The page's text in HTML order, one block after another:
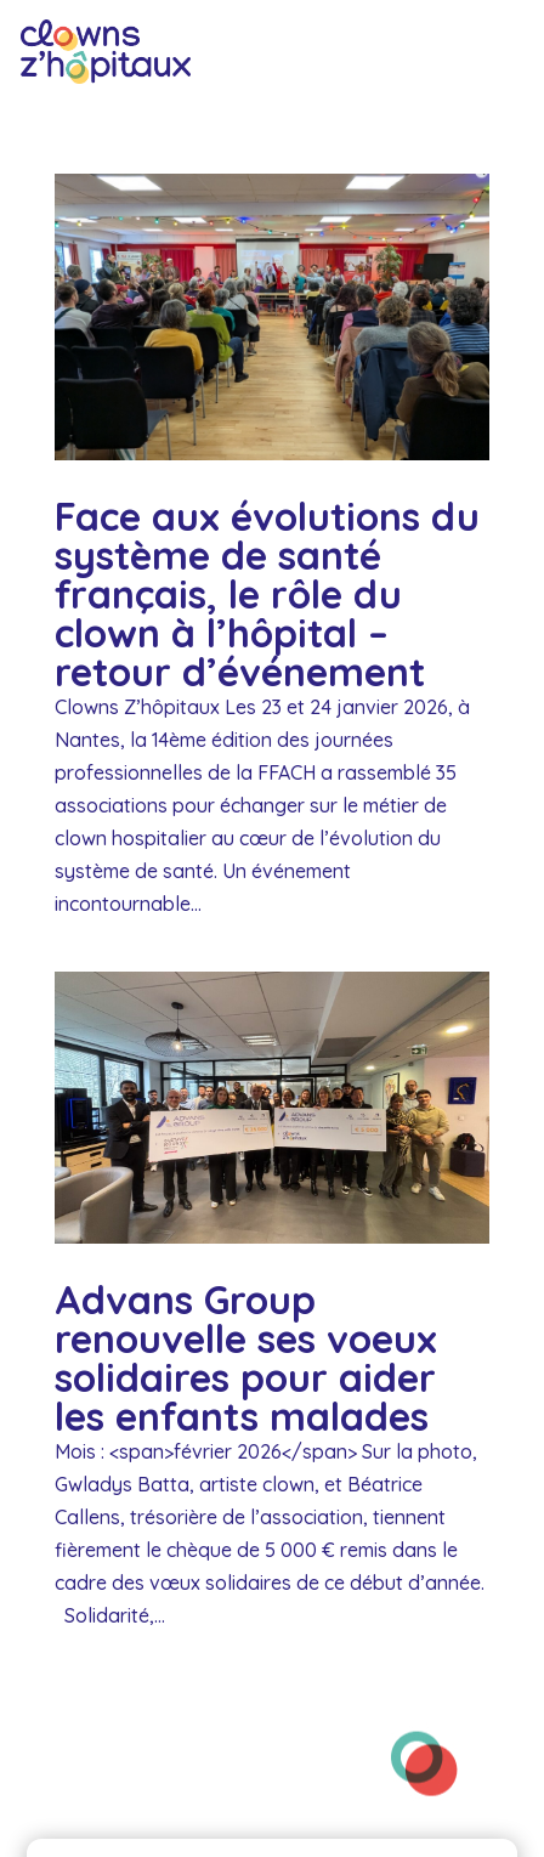
Face aux évolutions du
système de santé
français, le rôle du
clown à l’hôpital –
retour d’événement
Clowns Z’hôpitaux Les 23 et 24 janvier 2026, à
Nantes, la 14ème édition des journées
professionnelles de la FFACH a rassemblé 35
associations pour échanger sur le métier de
clown hospitalier au cœur de l’évolution du
système de santé. Un événement
incontournable...
Advans Group
renouvelle ses voeux
solidaires pour aider
les enfants malades
Mois : <span>février 2026</span> Sur la photo,
Gwladys Batta, artiste clown, et Béatrice
Callens, trésorière de l’association, tiennent
fièrement le chèque de 5 000 € remis dans le
cadre des vœux solidaires de ce début d’année.
Solidarité,...